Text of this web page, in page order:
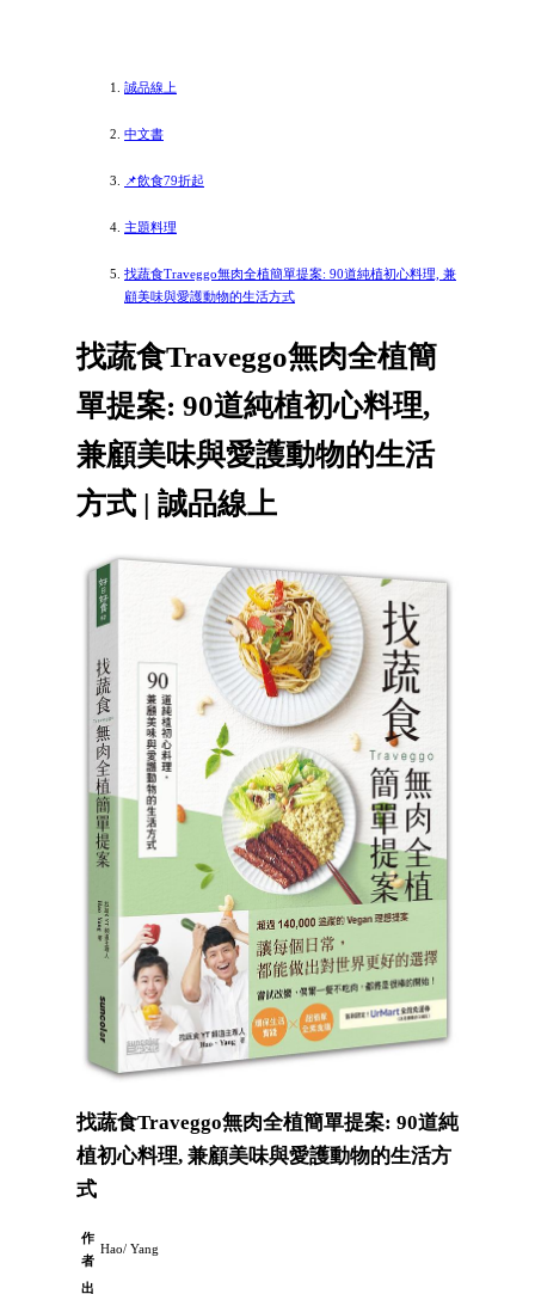
誠品線上
中文書
📌飲食79折起
主題料理
找蔬食Traveggo無肉全植簡單提案: 90道純植初心料理, 兼
顧美味與愛護動物的生活方式
找蔬食Traveggo無肉全植簡
單提案: 90道純植初心料理,
兼顧美味與愛護動物的生活
方式 | 誠品線上
找蔬食Traveggo無肉全植簡單提案: 90道純
植初心料理, 兼顧美味與愛護動物的生活方
式
作
者
Hao/ Yang
出